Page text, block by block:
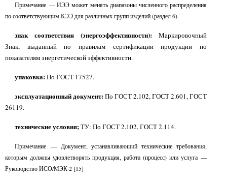
Примечание — ИЭЭ может менять диапазоны численного распределения
по соответствующим КЭЭ для различных групп изделий (раздел 6).
знак соответствия (энергоэффективности):Маркировочный
Знак, выданный по правилам сертификации продукции по
показателям энергетической эффективности.
упаковка:По ГОСТ 17527.
эксплуатационный документ:По ГОСТ 2.102, ГОСТ 2.601, ГОСТ
26119.
технические условия;ТУ: По ГОСТ 2.102, ГОСТ 2.114.
Примечание — Документ, устанавливающий технические требования,
которым должны удовлетворять продукция, работа (процесс) или услуга —
Руководство ИСО/МЭК 2 [15]